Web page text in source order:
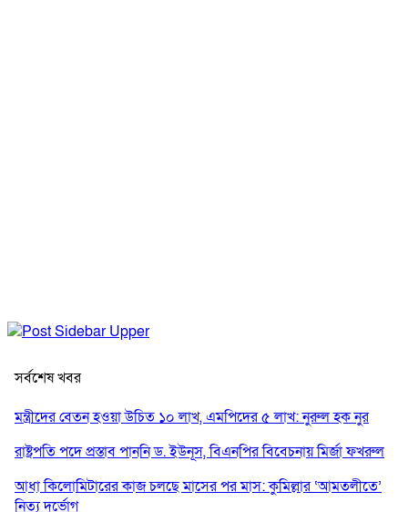
সর্বশেষ খবর
মন্ত্রীদের বেতন হওয়া উচিত ১০ লাখ, এমপিদের ৫ লাখ: নুরুল হক নুর
রাষ্ট্রপতি পদে প্রস্তাব পাননি ড. ইউনূস, বিএনপির বিবেচনায় মির্জা ফখরুল
আধা কিলোমিটারের কাজ চলছে মাসের পর মাস: কুমিল্লার ‘আমতলীতে’
নিত্য দুর্ভোগ